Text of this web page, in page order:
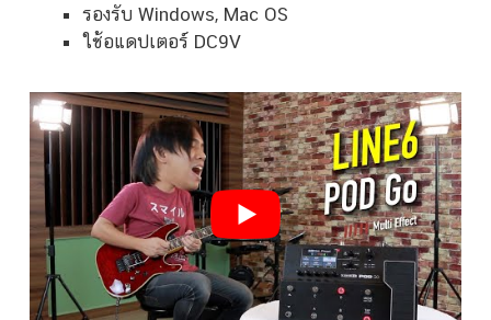
รองรับ Windows, Mac OS
ใช้อแดปเตอร์ DC9V